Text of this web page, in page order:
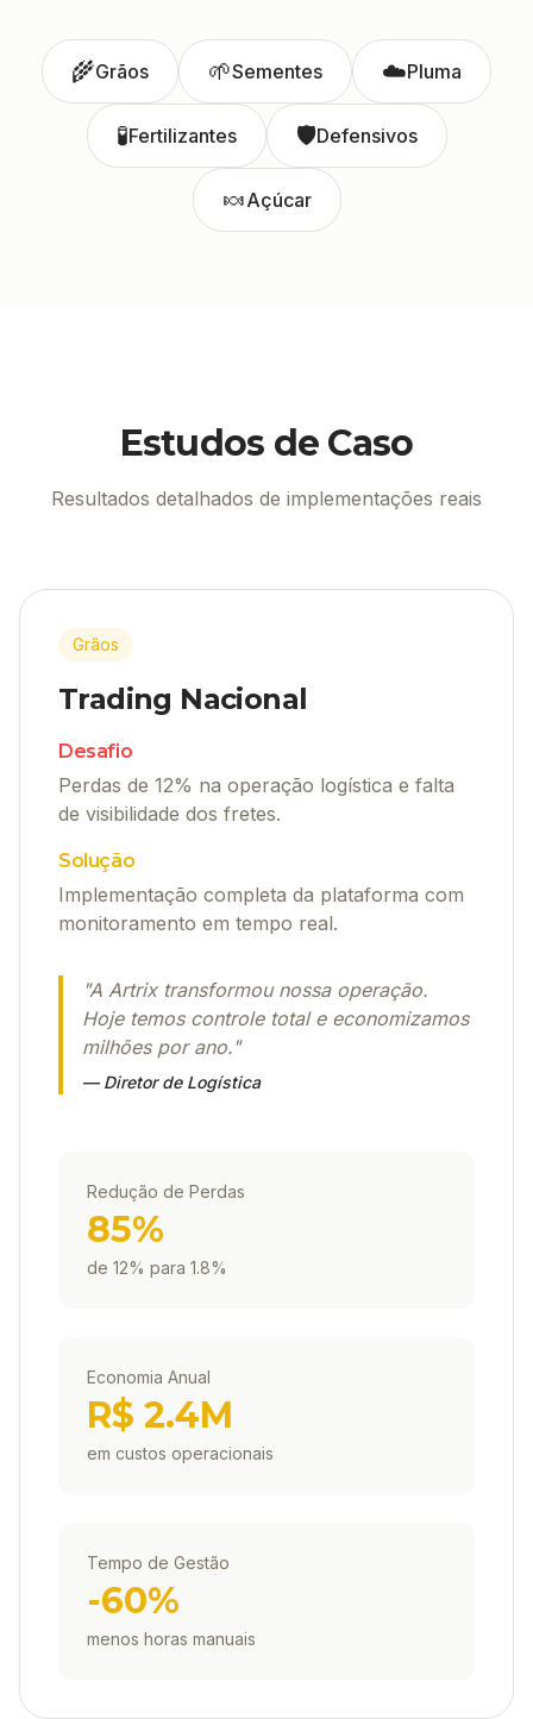
🌾Grãos 🌱Sementes ☁️Pluma
🧪Fertilizantes 🛡️Defensivos
🍬Açúcar
Estudos de Caso
Resultados detalhados de implementações reais
Grãos
Trading Nacional
Desafio
Perdas de 12% na operação logística e falta
de visibilidade dos fretes.
Solução
Implementação completa da plataforma com
monitoramento em tempo real.
"A Artrix transformou nossa operação.
Hoje temos controle total e economizamos
milhões por ano."
—Diretor de Logística
Redução de Perdas
85%
de 12% para 1.8%
Economia Anual
R$ 2.4M
em custos operacionais
Tempo de Gestão
-60%
menos horas manuais